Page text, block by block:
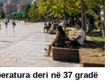
deri në 37 gradë